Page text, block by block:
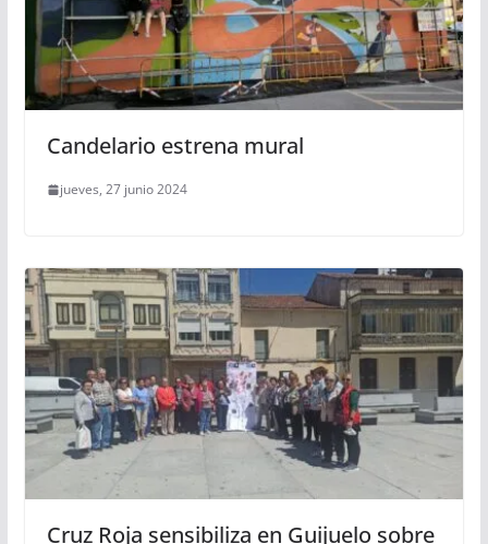
Candelario estrena mural
jueves, 27 junio 2024
Cruz Roja sensibiliza en Guijuelo sobre